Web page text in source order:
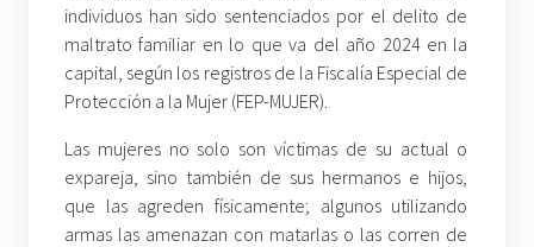
individuos han sido sentenciados por el delito de
maltrato familiar en lo que va del año 2024 en la
capital, según los registros de la Fiscalía Especial de
Protección a la Mujer (FEP-MUJER).
Las mujeres no solo son víctimas de su actual o
expareja, sino también de sus hermanos e hijos,
que las agreden físicamente; algunos utilizando
armas las amenazan con matarlas o las corren de